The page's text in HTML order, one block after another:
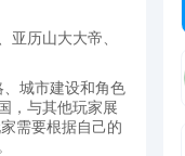
历山大大帝、
城市建设和角色
，与其他玩家展
需要根据自己的